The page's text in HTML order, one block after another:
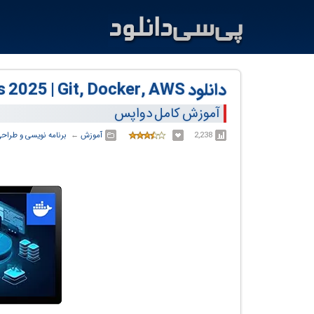
دانلود DevOps Full Course for Beginners 2025 | Git, Docker, AWS.
آموزش کامل دواپس
2,238 آموزش ← ‏ برنامه نویسی و